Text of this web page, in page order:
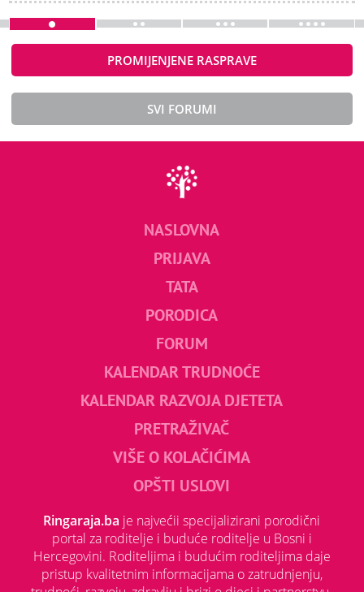
PROMIJENJENE RASPRAVE
SVI FORUMI
NASLOVNA
PRIJAVA
TATA
PORODICA
FORUM
KALENDAR TRUDNOĆE
KALENDAR RAZVOJA DJETETA
PRETRAŽIVAČ
VIŠE O KOLAČIĆIMA
OPŠTI USLOVI
Ringaraja.ba je najvećii specijalizirani porodični
portal za roditelje i buduće roditelje u Bosni i
Hercegovini. Roditeljima i budućim roditeljima daje
pristup kvalitetnim informacijama o zatrudnjenju,